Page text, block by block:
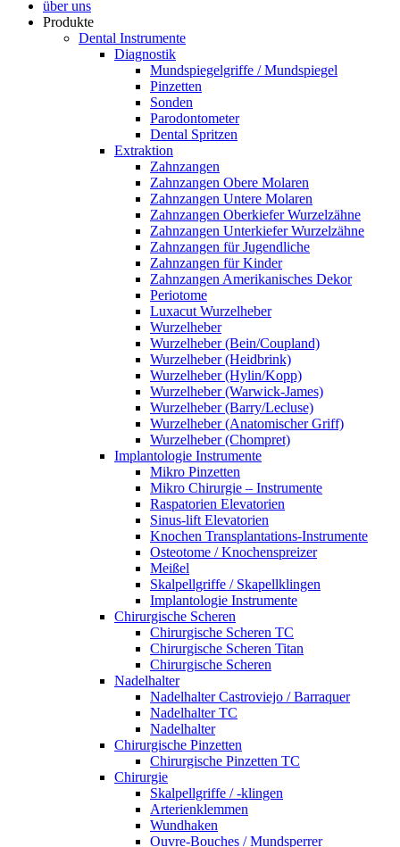
über uns
Produkte
Dental Instrumente
Diagnostik
Mundspiegelgriffe / Mundspiegel
Pinzetten
Sonden
Parodontometer
Dental Spritzen
Extraktion
Zahnzangen
Zahnzangen Obere Molaren
Zahnzangen Untere Molaren
Zahnzangen Oberkiefer Wurzelzähne
Zahnzangen Unterkiefer Wurzelzähne
Zahnzangen für Jugendliche
Zahnzangen für Kinder
Zahnzangen Amerikanisches Dekor
Periotome
Luxacut Wurzelheber
Wurzelheber
Wurzelheber (Bein/Coupland)
Wurzelheber (Heidbrink)
Wurzelheber (Hylin/Kopp)
Wurzelheber (Warwick-James)
Wurzelheber (Barry/Lecluse)
Wurzelheber (Anatomischer Griff)
Wurzelheber (Chompret)
Implantologie Instrumente
Mikro Pinzetten
Mikro Chirurgie – Instrumente
Raspatorien Elevatorien
Sinus-lift Elevatorien
Knochen Transplantations-Instrumente
Osteotome / Knochenspreizer
Meißel
Skalpellgriffe / Skapellklingen
Implantologie Instrumente
Chirurgische Scheren
Chirurgische Scheren TC
Chirurgische Scheren Titan
Chirurgische Scheren
Nadelhalter
Nadelhalter Castroviejo / Barraquer
Nadelhalter TC
Nadelhalter
Chirurgische Pinzetten
Chirurgische Pinzetten TC
Chirurgie
Skalpellgriffe / -klingen
Arterienklemmen
Wundhaken
Ouvre-Bouches / Mundsperrer